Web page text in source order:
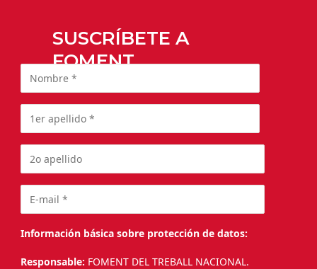
SUSCRÍBETE A
FOMENT
Información básica sobre protección de datos:
Responsable: FOMENT DEL TREBALL NACIONAL.